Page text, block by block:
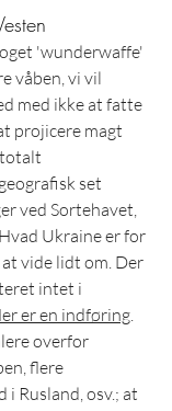
'wunderwaffe'
våben, vi vil
med ikke at fatte
projicere magt
set
ved Sortehavet,
Ukraine er for
vide lidt om. Der
intet i
er en indføring.
overfor
flere
i Rusland, osv.; at